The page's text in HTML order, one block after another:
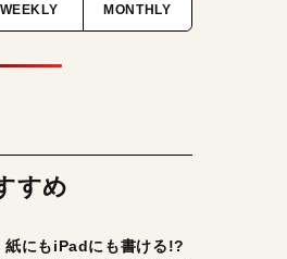
WEEKLY MONTHLY
すめ
紙にもiPadにも書ける!?